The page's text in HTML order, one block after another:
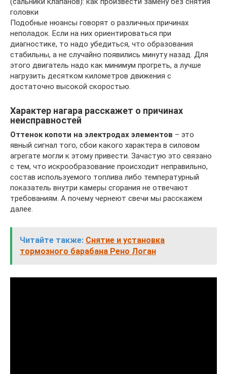
головки
Подобные нюансы говорят о различных причинах
неполадок. Если на них ориентироваться при
диагностике, то надо убедиться, что образования
стабильны, а не случайно появились минуту назад. Для
этого двигатель надо как минимум прогреть, а лучше
нагрузить десятком километров движения с
достаточно высокой скоростью.
Характер нагара расскажет о причинах
неисправностей
Оттенок копоти на электродах элементов – это
явный сигнал того, сбои какого характера в силовом
агрегате могли к этому привести. Зачастую это связано
с тем, что искрообразование происходит неправильно,
состав используемого топлива либо температурный
показатель внутри камеры сгорания не отвечают
требованиям. А почему чернеют свечи мы расскажем
далее.
Читайте также: Снятие и установка
тормозного барабана Рено Логан